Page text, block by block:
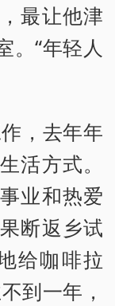
最让他津
。“年轻人
，去年年
活方式。
业和热爱
断返乡试
给咖啡拉
到一年，